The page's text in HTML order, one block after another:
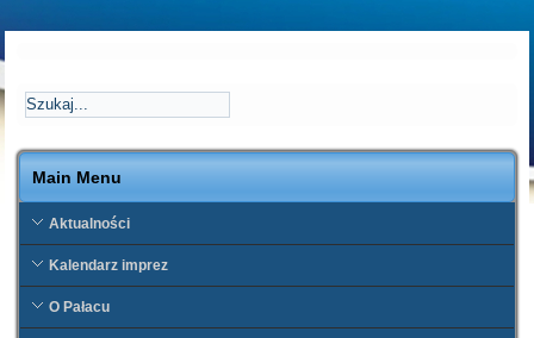
Main Menu
Aktualności
Kalendarz imprez
O Pałacu